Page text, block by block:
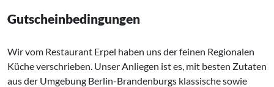
Gutscheinbedingungen
Wir vom Restaurant Erpel haben uns der feinen Regionalen
Küche verschrieben. Unser Anliegen ist es, mit besten Zutaten
aus der Umgebung Berlin-Brandenburgs klassische sowie